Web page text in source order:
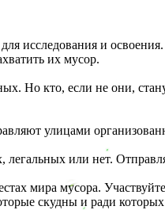
исследования и
их мусор.
Но кто, если не они,
улицами
легальных или нет.
мира мусора.
скудны и ради которых